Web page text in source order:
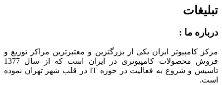
تبلیغات
درباره ما :
مرکز کامپیوتر ایران یکی از بزرگترین و معتبرترین مراکز توزیع و
فروش محصولات کامپیوتری در ایران است که از سال 1377
تاسیس و شروع به فعالیت در حوزه IT در قلب شهر تهران نموده
است.